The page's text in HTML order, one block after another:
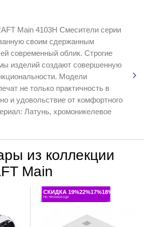
Main 4103H Смесители серии
своим сдержанным
современный облик. Строгие
изделий создают совершенную
Модели
не только практичность в
и удовольствие от комфортного
Латунь, хромоникелевое
из коллекции
Main
СКИДКА 19%22%17%18%
ПО ПРОМОКОДУ